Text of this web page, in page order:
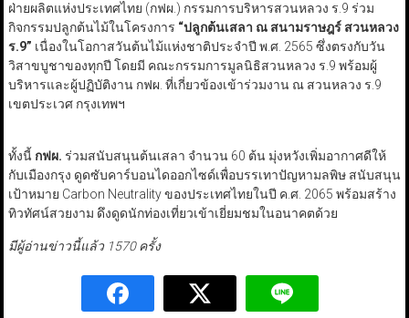
ฝ่ายผลิตแห่งประเทศไทย (กฟผ.) กรรมการบริหารสวนหลวง ร.9 ร่วม
กิจกรรมปลูกต้นไม้ในโครงการ “ปลูกต้นเสลา ณ สนามราษฎร์ สวนหลวง
ร.9” เนื่องในโอกาสวันต้นไม้แห่งชาติประจำปี พ.ศ. 2565 ซึ่งตรงกับวัน
วิสาขบูชาของทุกปี โดยมี คณะกรรมการมูลนิธิสวนหลวง ร.9 พร้อมผู้
บริหารและผู้ปฏิบัติงาน กฟผ. ที่เกี่ยวข้องเข้าร่วมงาน ณ สวนหลวง ร.9
เขตประเวศ กรุงเทพฯ
ทั้งนี้ กฟผ. ร่วมสนับสนุนต้นเสลา จำนวน 60 ต้น มุ่งหวังเพิ่มอากาศดีให้
กับเมืองกรุง ดูดซับคาร์บอนไดออกไซด์เพื่อบรรเทาปัญหามลพิษ สนับสนุน
เป้าหมาย Carbon Neutrality ของประเทศไทยในปี ค.ศ. 2065 พร้อมสร้าง
ทิวทัศน์สวยงาม ดึงดูดนักท่องเที่ยวเข้าเยี่ยมชมในอนาคตด้วย
มีผู้อ่านข่าวนี้แล้ว 1570 ครั้ง